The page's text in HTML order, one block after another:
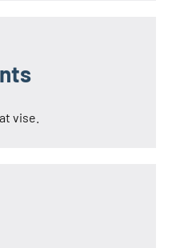
vise.